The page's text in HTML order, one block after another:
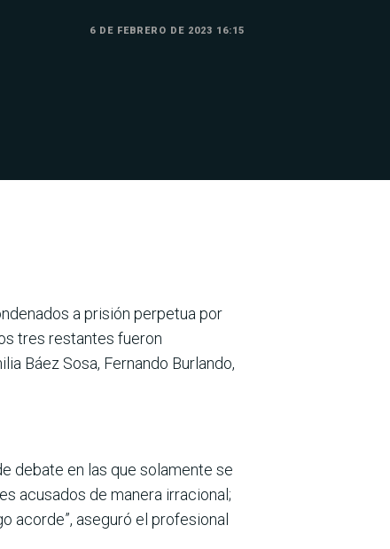
6 DE FEBRERO DE 2023 16:15
a prisión perpetua por
tres restantes fueron
Báez Sosa, Fernando Burlando,
debate en las que solamente se
acusados de manera irracional;
acorde”, aseguró el profesional